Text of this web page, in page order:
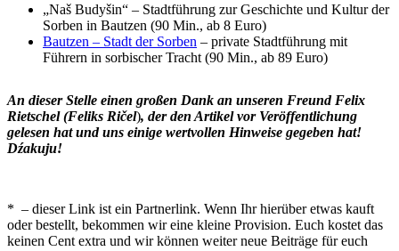
„Naš Budyšin“ – Stadtführung zur Geschichte und Kultur der
Sorben in Bautzen (90 Min., ab 8 Euro)
Bautzen – Stadt der Sorben – private Stadtführung mit
Führern in sorbischer Tracht (90 Min., ab 89 Euro)
An dieser Stelle einen großen Dank an unseren Freund Felix
Rietschel (Feliks Ričel), der den Artikel vor Veröffentlichung
gelesen hat und uns einige wertvollen Hinweise gegeben hat!
Dźakuju!
* – dieser Link ist ein Partnerlink. Wenn Ihr hierüber etwas kauft
oder bestellt, bekommen wir eine kleine Provision. Euch kostet das
keinen Cent extra und wir können weiter neue Beiträge für euch